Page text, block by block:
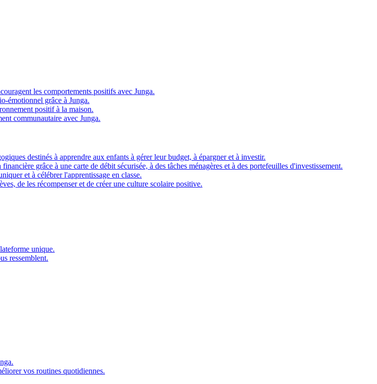
les comportements positifs avec Junga.
émotionnel grâce à Junga.
positif à la maison.
communautaire avec Junga.
destinés à apprendre aux enfants à gérer leur budget, à épargner et à investir.
grâce à une carte de débit sécurisée, à des tâches ménagères et à des portefeuilles d'investissement.
et à célébrer l'apprentissage en classe.
de les récompenser et de créer une culture scolaire positive.
unique.
ressemblent.
vos routines quotidiennes.